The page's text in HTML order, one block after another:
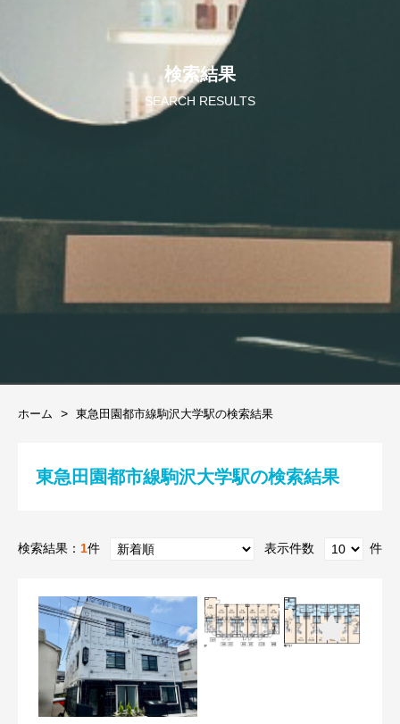
検索結果
SEARCH RESULTS
ホーム 東急田園都市線駒沢大学駅の検索結果
東急田園都市線駒沢大学駅の検索結果
検索結果： 1件 表示件数 件